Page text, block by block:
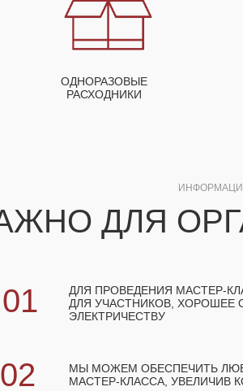
ДЛЯ
ОДНОРАЗОВЫЕ
РАСХОДНИКИ
01
02
ДЛЯ ПРОВЕДЕНИЯ МАСТЕР-
ДЛЯ УЧАСТНИКОВ, ХОРОШЕЕ
ЭЛЕКТРИЧЕСТВУ
МЫ МОЖЕМ ОБЕСПЕЧИТЬ
МАСТЕР-КЛАССА, УВЕЛИЧИВ